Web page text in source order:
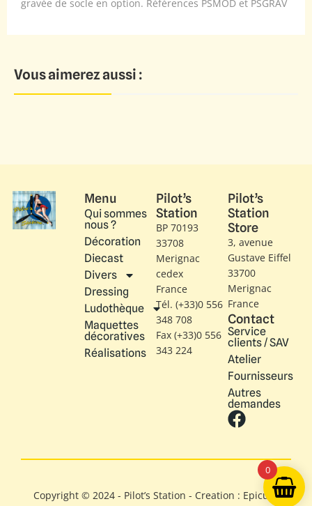
gravée de socle en option. Références PSMOD et PSGRAV
Vous aimerez aussi :
Menu
Qui sommes
nous ?
Décoration
Diecast
Divers
Dressing
Ludothèque
Maquettes
décoratives
Réalisations
Pilot’s
Station
BP 70193
33708
Merignac
cedex
France
Tél. (+33)0 556
348 708
Fax (+33)0 556
343 224
Pilot’s
Station
Store
3, avenue
Gustave Eiffel​
33700
Merignac
France
Contact
Service
clients / SAV
Atelier
Fournisseurs
Autres
demandes
Copyright © 2024 - Pilot’s Station - Creation : Epicure
0